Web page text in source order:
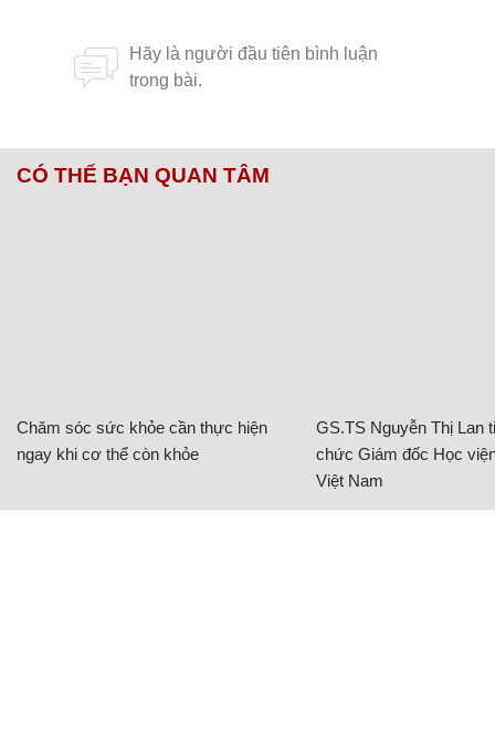
CÓ THỂ BẠN QUAN TÂM
Chăm sóc sức khỏe cần thực hiện
ngay khi cơ thể còn khỏe
GS.TS Nguyễn Thị Lan
chức Giám đốc Học
Việt Nam